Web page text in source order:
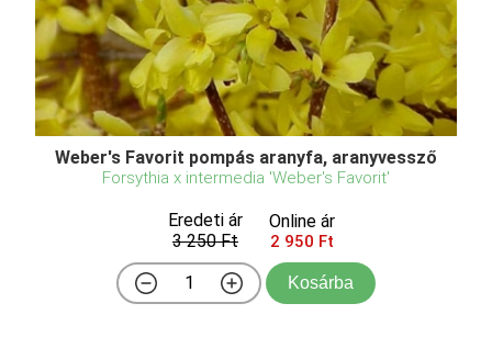
Weber's Favorit pompás aranyfa, aranyvessző
Forsythia x intermedia 'Weber's Favorit'
Eredeti ár
3 250 Ft
Online ár
2 950 Ft
Kosárba